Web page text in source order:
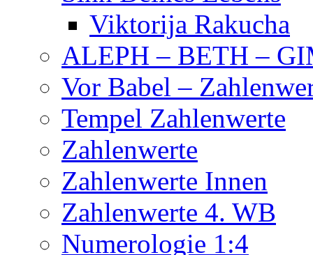
Viktorija Rakucha
ALEPH – BETH –
Vor Babel –
Tempel Zahlenwerte
Zahlenwerte
Zahlenwerte Innen
Zahlenwerte 4. WB
Numerologie 1:4